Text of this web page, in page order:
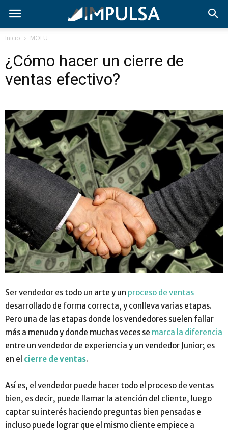
Inicio MOFU
¿Cómo hacer un cierre de
ventas efectivo?
Ser vendedor es todo un arte y un proceso de ventas
desarrollado de forma correcta, y conlleva varias etapas.
Pero una de las etapas donde los vendedores suelen fallar
más a menudo y donde muchas veces se marca la diferencia
entre un vendedor de experiencia y un vendedor Junior; es
en el cierre de ventas.
Así es, el vendedor puede hacer todo el proceso de ventas
bien, es decir, puede llamar la atención del cliente, luego
captar su interés haciendo preguntas bien pensadas e
incluso puede lograr que el mismo cliente empiece a